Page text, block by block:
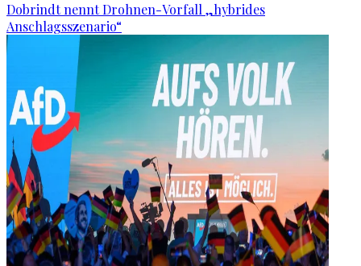
Dobrindt nennt Drohnen-Vorfall „hybrides
Anschlagsszenario“